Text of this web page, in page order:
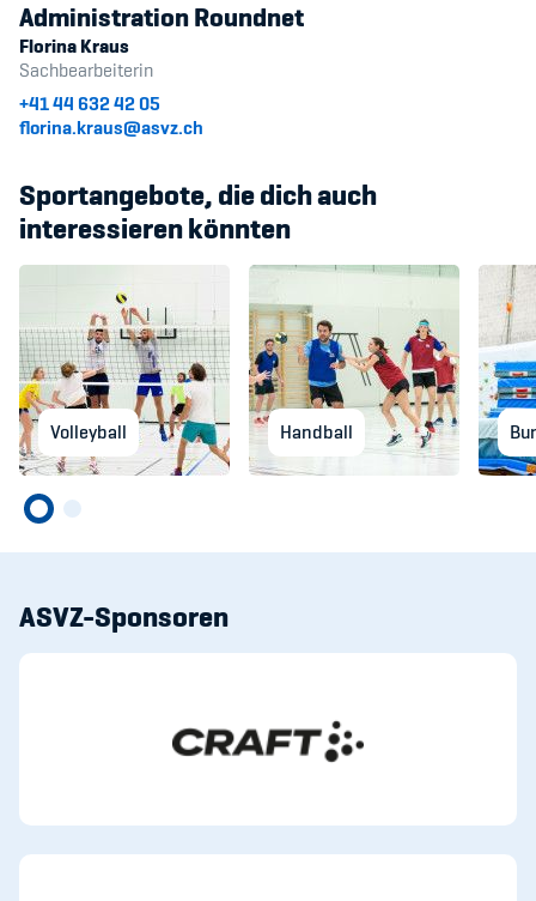
Administration Roundnet
Florina Kraus
Sachbearbeiterin
+41 44 632 42 05
florina.kraus@asvz.ch
Sportangebote, die dich auch
interessieren könnten
Volleyball Handball
ASVZ-Sponsoren